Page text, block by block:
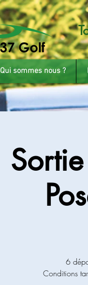
Qui sommes nous ?
6
Conditions